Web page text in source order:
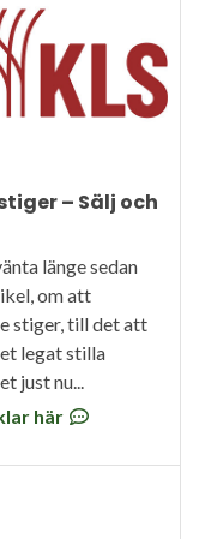
– Sälj och
länge sedan
om att
stiger, till det att
legat stilla
just nu...
här